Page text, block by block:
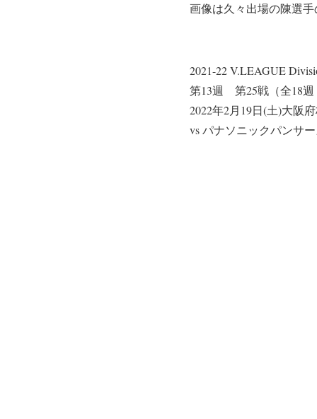
画像は久々出場の陳選手
2021-22 V.LEAGUE
第13週 第25戦（全18週
2022年2月19日(土)大阪
vs パナソニックパンサ